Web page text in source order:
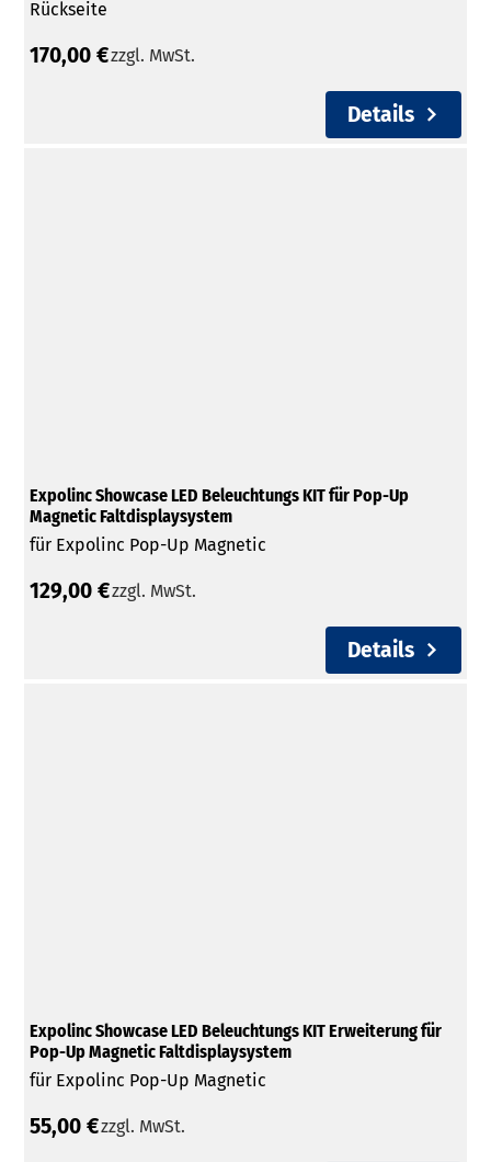
Rückseite
170,00 €zzgl. MwSt.
Details
Expolinc Showcase LED Beleuchtungs KIT für Pop-Up
Magnetic Faltdisplaysystem
für Expolinc Pop-Up Magnetic
129,00 €zzgl. MwSt.
Details
Expolinc Showcase LED Beleuchtungs KIT Erweiterung für
Pop-Up Magnetic Faltdisplaysystem
für Expolinc Pop-Up Magnetic
55,00 €zzgl. MwSt.